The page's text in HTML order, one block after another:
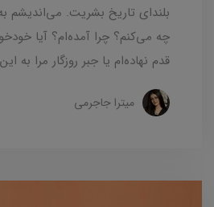
بلندای تاریخ بشریت. می‌اندیشم
چه می‌کنم؟ چرا آمد‌ه‌ام؟ آیا
قدم نهاده‌ام یا جبر روزگار مرا به
میترا جاجرمی